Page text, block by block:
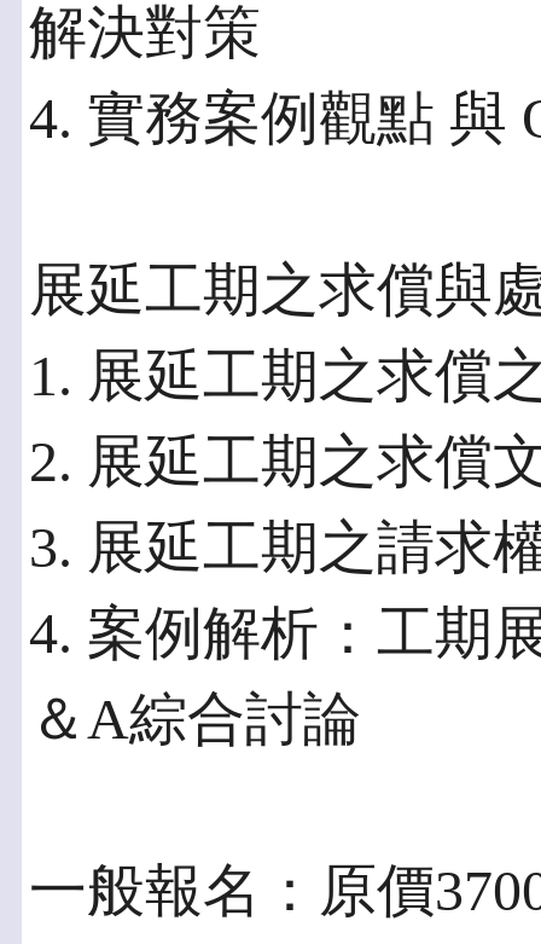
解決對策
4. 實務案例觀點 與
展延工期之求償與
1. 展延工期之求償
2. 展延工期之求償
3. 展延工期之請求
4. 案例解析：工期
＆A綜合討論
一般報名：原價